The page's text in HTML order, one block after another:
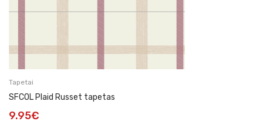
Tapetai
SFCOL Plaid Russet tapetas
9.95€